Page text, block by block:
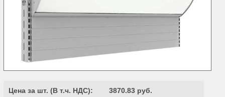
Цена за шт. (В т.ч. НДС): 3870.83 руб.